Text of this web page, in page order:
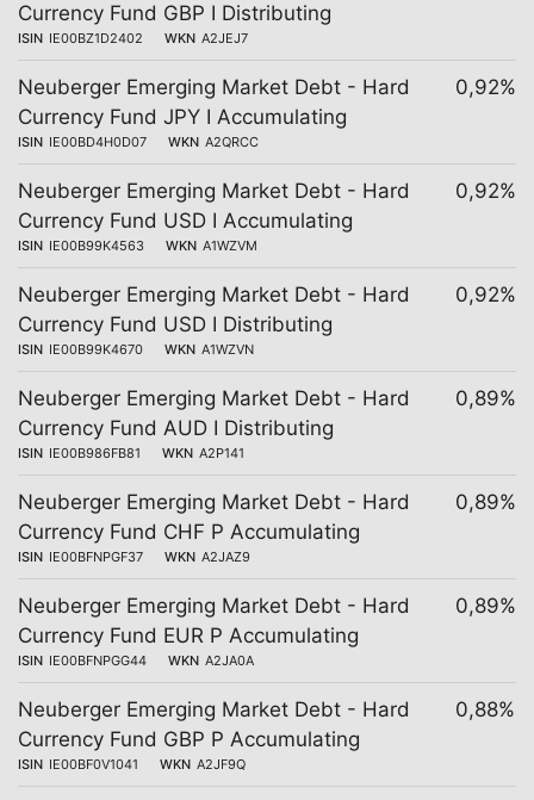
Currency Fund GBP I Distributing
ISIN IE00BZ1D2402 WKN A2JEJ7
Neuberger Emerging Market Debt - Hard
Currency Fund JPY I Accumulating
ISIN IE00BD4H0D07 WKN A2QRCC
0,92%
Neuberger Emerging Market Debt - Hard
Currency Fund USD I Accumulating
ISIN IE00B99K4563 WKN A1WZVM
0,92%
Neuberger Emerging Market Debt - Hard
Currency Fund USD I Distributing
ISIN IE00B99K4670 WKN A1WZVN
0,92%
Neuberger Emerging Market Debt - Hard
Currency Fund AUD I Distributing
ISIN IE00B986FB81 WKN A2P141
0,89%
Neuberger Emerging Market Debt - Hard
Currency Fund CHF P Accumulating
ISIN IE00BFNPGF37 WKN A2JAZ9
0,89%
Neuberger Emerging Market Debt - Hard
Currency Fund EUR P Accumulating
ISIN IE00BFNPGG44 WKN A2JA0A
0,89%
Neuberger Emerging Market Debt - Hard
Currency Fund GBP P Accumulating
ISIN IE00BF0V1041 WKN A2JF9Q
0,88%